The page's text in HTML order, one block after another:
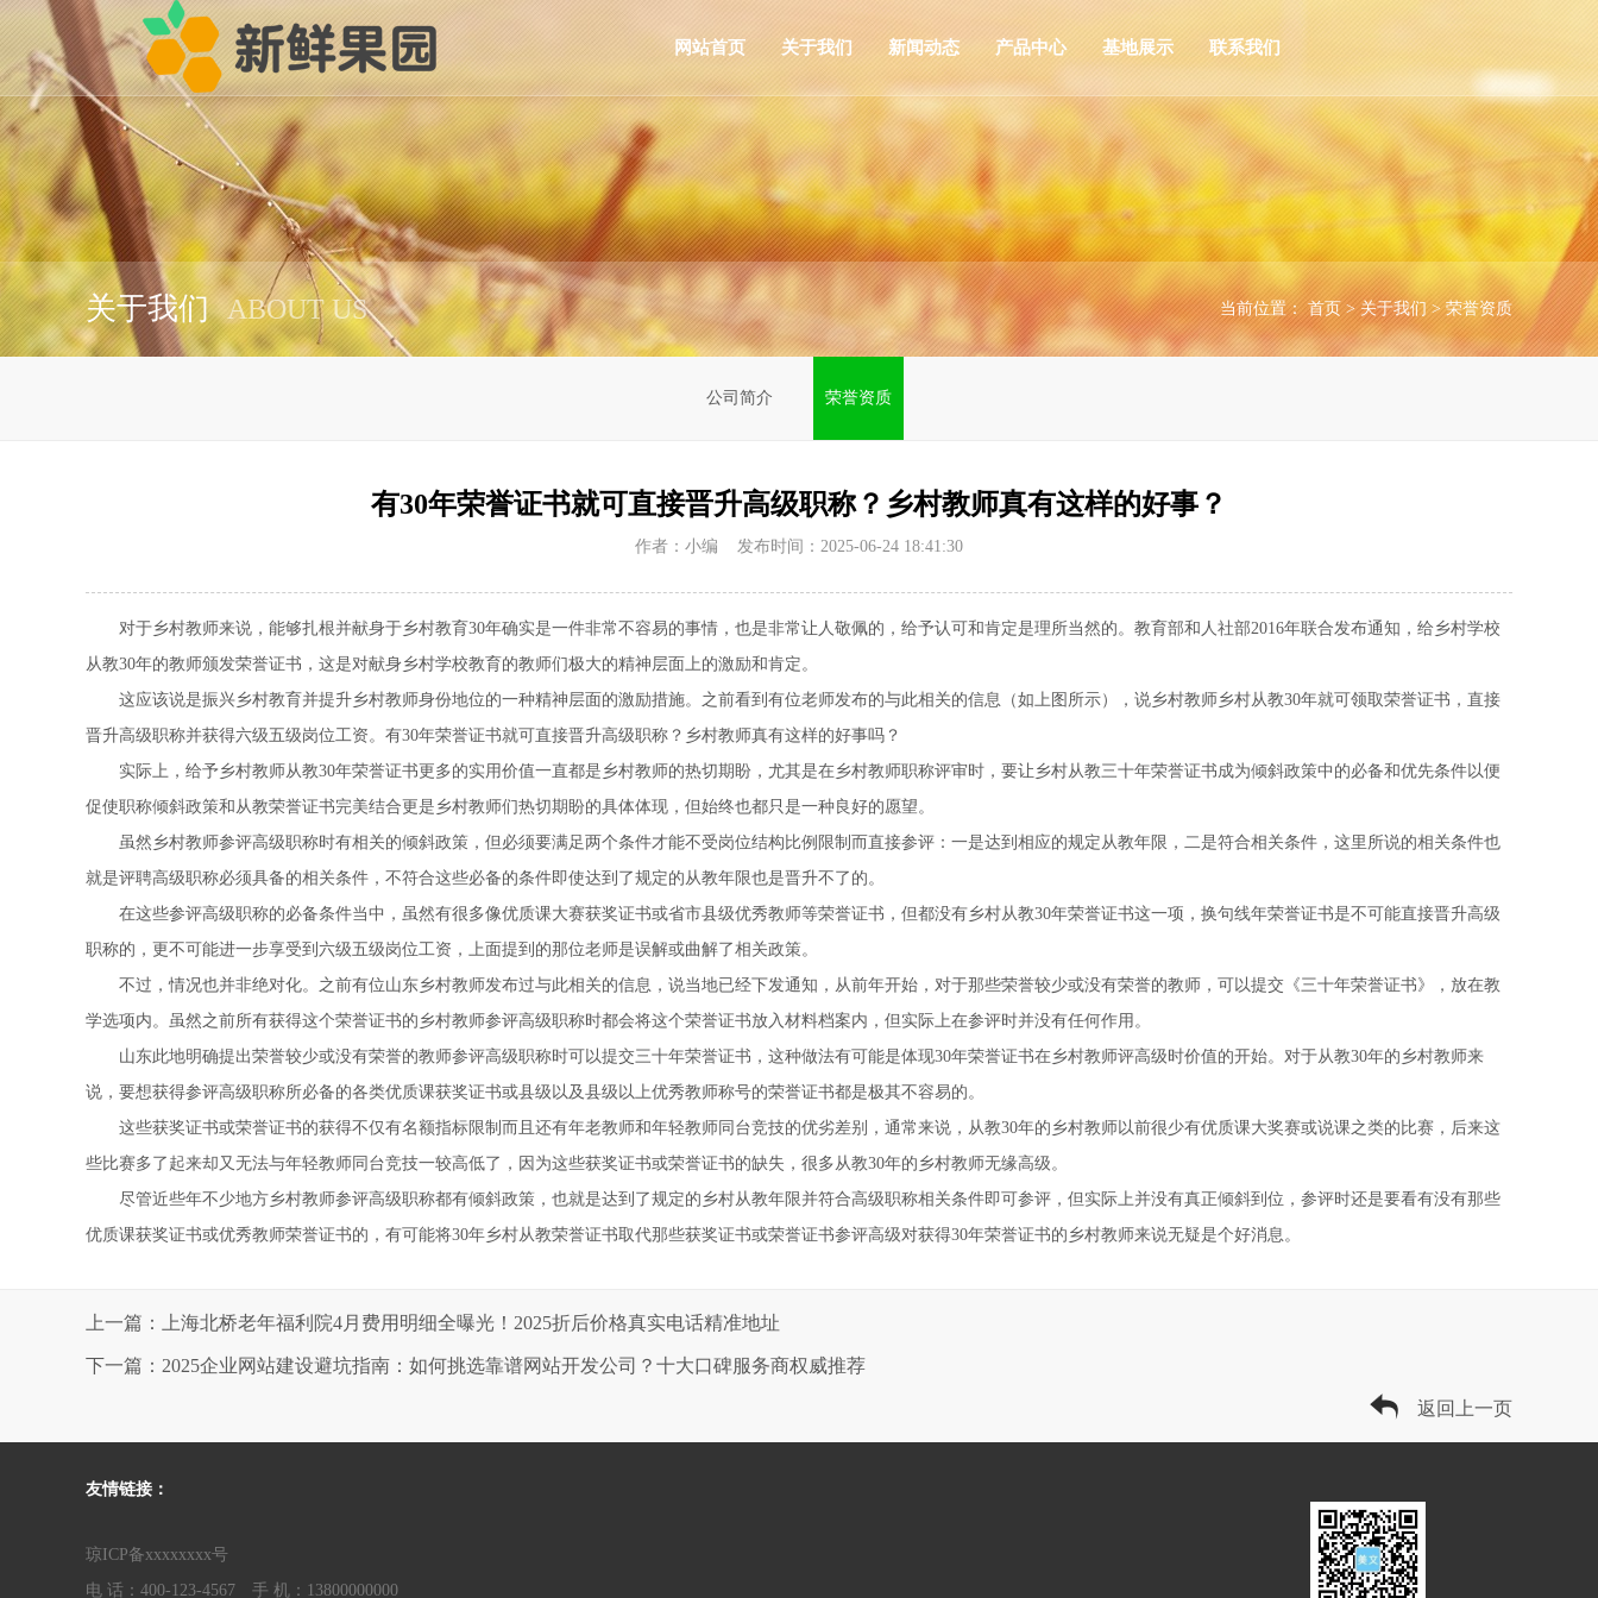
网站首页 关于我们 新闻动态 产品中心 基地展示 联系我们
关于我们 ABOUT US 当前位置：首页 > 关于我们 >荣誉资质
公司简介 荣誉资质
有30年荣誉证书就可直接晋升高级职称？乡村教师真有这样的好事？
作者：小编 发布时间：2025-06-24 18:41:30
对于乡村教师来说，能够扎根并献身于乡村教育30年确实是一件非常不容易的事情，也是非常让人敬佩的，给予认可和肯定是理所当然的。教育部和人社部2016年联合发布通知，给乡村学校
从教30年的教师颁发荣誉证书，这是对献身乡村学校教育的教师们极大的精神层面上的激励和肯定。
这应该说是振兴乡村教育并提升乡村教师身份地位的一种精神层面的激励措施。之前看到有位老师发布的与此相关的信息（如上图所示），说乡村教师乡村从教30年就可领取荣誉证书，直接
晋升高级职称并获得六级五级岗位工资。有30年荣誉证书就可直接晋升高级职称？乡村教师真有这样的好事吗？
实际上，给予乡村教师从教30年荣誉证书更多的实用价值一直都是乡村教师的热切期盼，尤其是在乡村教师职称评审时，要让乡村从教三十年荣誉证书成为倾斜政策中的必备和优先条件以便
促使职称倾斜政策和从教荣誉证书完美结合更是乡村教师们热切期盼的具体体现，但始终也都只是一种良好的愿望。
虽然乡村教师参评高级职称时有相关的倾斜政策，但必须要满足两个条件才能不受岗位结构比例限制而直接参评：一是达到相应的规定从教年限，二是符合相关条件，这里所说的相关条件也
就是评聘高级职称必须具备的相关条件，不符合这些必备的条件即使达到了规定的从教年限也是晋升不了的。
在这些参评高级职称的必备条件当中，虽然有很多像优质课大赛获奖证书或省市县级优秀教师等荣誉证书，但都没有乡村从教30年荣誉证书这一项，换句线年荣誉证书是不可能直接晋升高级
职称的，更不可能进一步享受到六级五级岗位工资，上面提到的那位老师是误解或曲解了相关政策。
不过，情况也并非绝对化。之前有位山东乡村教师发布过与此相关的信息，说当地已经下发通知，从前年开始，对于那些荣誉较少或没有荣誉的教师，可以提交《三十年荣誉证书》，放在教
学选项内。虽然之前所有获得这个荣誉证书的乡村教师参评高级职称时都会将这个荣誉证书放入材料档案内，但实际上在参评时并没有任何作用。
山东此地明确提出荣誉较少或没有荣誉的教师参评高级职称时可以提交三十年荣誉证书，这种做法有可能是体现30年荣誉证书在乡村教师评高级时价值的开始。对于从教30年的乡村教师来
说，要想获得参评高级职称所必备的各类优质课获奖证书或县级以及县级以上优秀教师称号的荣誉证书都是极其不容易的。
这些获奖证书或荣誉证书的获得不仅有名额指标限制而且还有年老教师和年轻教师同台竞技的优劣差别，通常来说，从教30年的乡村教师以前很少有优质课大奖赛或说课之类的比赛，后来这
些比赛多了起来却又无法与年轻教师同台竞技一较高低了，因为这些获奖证书或荣誉证书的缺失，很多从教30年的乡村教师无缘高级。
尽管近些年不少地方乡村教师参评高级职称都有倾斜政策，也就是达到了规定的乡村从教年限并符合高级职称相关条件即可参评，但实际上并没有真正倾斜到位，参评时还是要看有没有那些
优质课获奖证书或优秀教师荣誉证书的，有可能将30年乡村从教荣誉证书取代那些获奖证书或荣誉证书参评高级对获得30年荣誉证书的乡村教师来说无疑是个好消息。
上一篇：上海北桥老年福利院4月费用明细全曝光！2025折后价格真实电话精准地址
下一篇：2025企业网站建设避坑指南：如何挑选靠谱网站开发公司？十大口碑服务商权威推荐
返回上一页
友情链接：
琼ICP备xxxxxxxx号
电 话：400-123-4567 手 机：13800000000